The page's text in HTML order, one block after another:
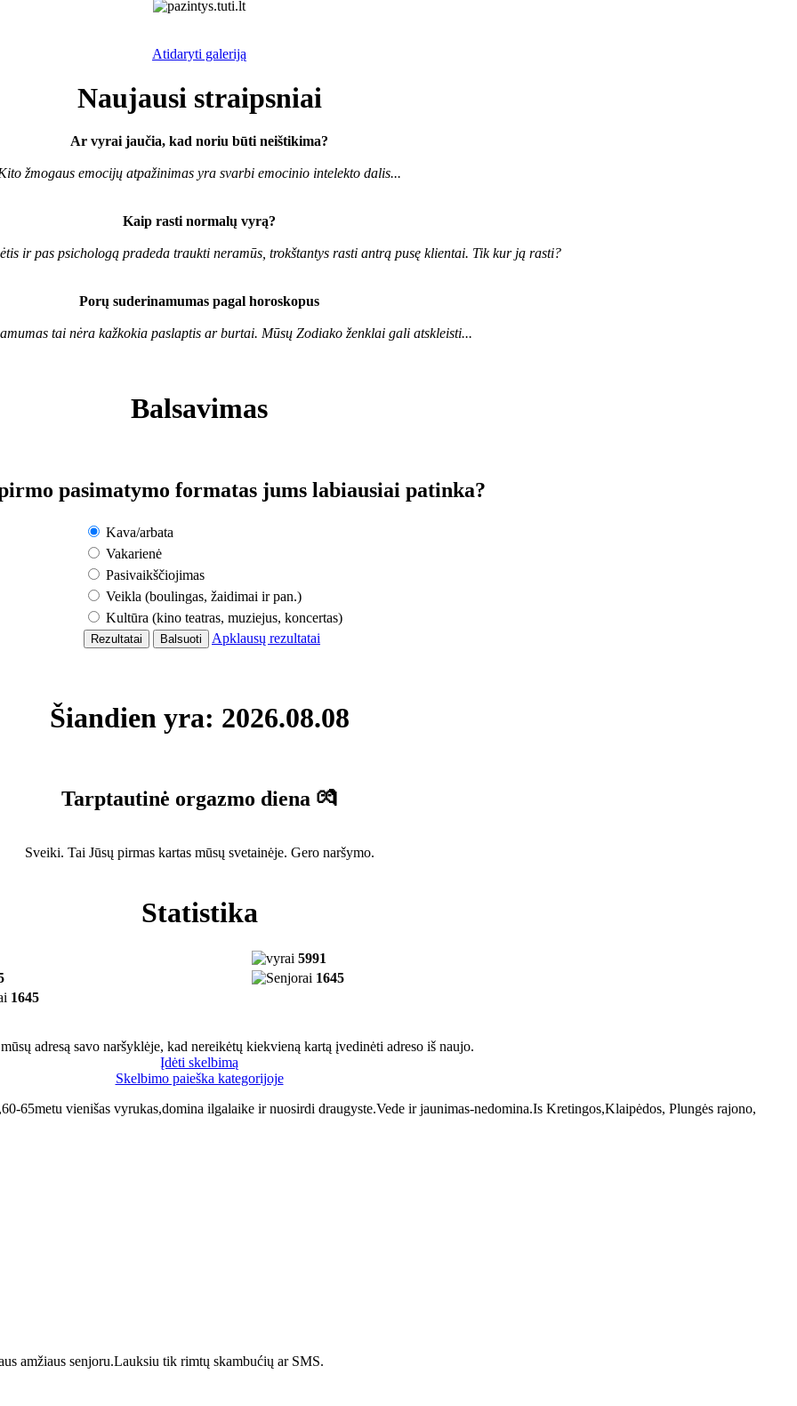
Atidaryti galeriją
Naujausi straipsniai
Ar vyrai jaučia, kad noriu būti neištikima?
žmogaus emocijų atpažinimas yra svarbi emocinio intelekto dalis...
Kaip rasti normalų vyrą?
ir pas psichologą pradeda traukti neramūs, trokštantys rasti antrą pusę klientai. Tik kur ją rasti?
Porų suderinamumas pagal horoskopus
tai nėra kažkokia paslaptis ar burtai. Mūsų Zodiako ženklai gali atskleisti...
Balsavimas
pasimatymo formatas jums labiausiai patinka?
Kava/arbata
Vakarienė
Pasivaikščiojimas
Veikla (boulingas, žaidimai ir pan.)
Kultūra (kino teatras, muziejus, koncertas)
Apklausų rezultatai
Šiandien yra: 2026.08.08
Tarptautinė orgazmo diena 💏
Sveiki. Tai Jūsų pirmas kartas mūsų svetainėje. Gero naršymo.
Statistika
5991
1645
1645
adresą savo naršyklėje, kad nereikėtų kiekvieną kartą įvedinėti adreso iš naujo.
Įdėti skelbimą
Skelbimo paieška kategorijoje
65metu vienišas vyrukas,domina ilgalaike ir nuosirdi draugyste.Vede ir jaunimas-nedomina.Is Kretingos,Klaipėdos, Plungės rajono,
amžiaus senjoru.Lauksiu tik rimtų skambućių ar SMS.